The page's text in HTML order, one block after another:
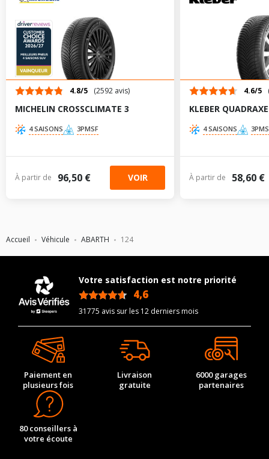
Accueil Véhicule ABARTH 124
4.8/5 (2592 avis)
MICHELIN CROSSCLIMATE 3
4 SAISONS 3PMSF
À partir de 96,50 € VOIR
4.6/5
KLEBER
4 SAISONS
À partir de 58,60 €
Votre satisfaction est notre priorité
4,6
31775 avis sur les 12 derniers mois
Paiement en
plusieurs fois
Livraison
gratuite
6000 garages
partenaires
80 conseillers à
votre écoute